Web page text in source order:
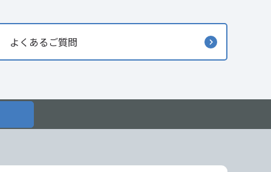
よくあるご質問